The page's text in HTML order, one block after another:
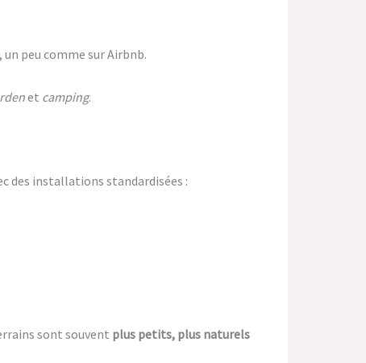
peu comme sur Airbnb.
et camping.
des installations standardisées :
sont souvent plus petits, plus naturels